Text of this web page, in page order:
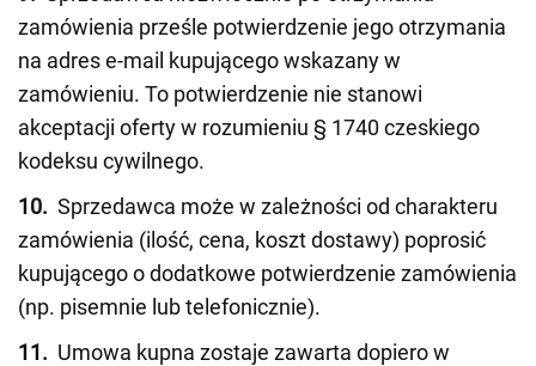
zamówienia prześle potwierdzenie jego otrzymania
na adres e-mail kupującego wskazany w
zamówieniu. To potwierdzenie nie stanowi
akceptacji oferty w rozumieniu § 1740 czeskiego
kodeksu cywilnego.
10. Sprzedawca może w zależności od charakteru
zamówienia (ilość, cena, koszt dostawy) poprosić
kupującego o dodatkowe potwierdzenie zamówienia
(np. pisemnie lub telefonicznie).
11. Umowa kupna zostaje zawarta dopiero w